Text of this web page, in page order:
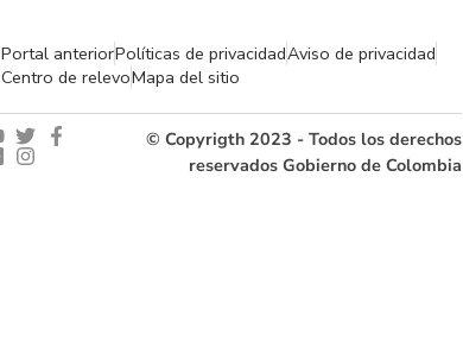
Portal anteriorPolíticas de privacidadAviso de privacidad
Centro de relevoMapa del sitio
© Copyrigth 2023 - Todos los derechos
reservados Gobierno de Colombia